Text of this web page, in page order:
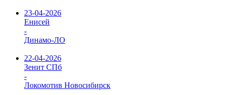
23-04-2026
Енисей
-
Динамо-ЛО
22-04-2026
Зенит СПб
-
Локомотив Новосибирск